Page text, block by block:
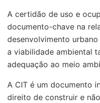
A certidão de uso e
documento-chave na
desenvolvimento
a viabilidade ambiental
adequação ao meio
A CIT é um documento
direito de construir e